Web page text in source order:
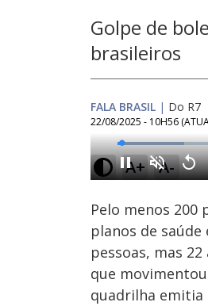
Golpe de
brasileiros
FALA BRASIL | Do R7
22/08/2025 - 10H56
A+ A-
Ativar
Som
Loaded:
12.74%
Pelo menos
planos de
pessoas, mas
que
quadrilha emitia